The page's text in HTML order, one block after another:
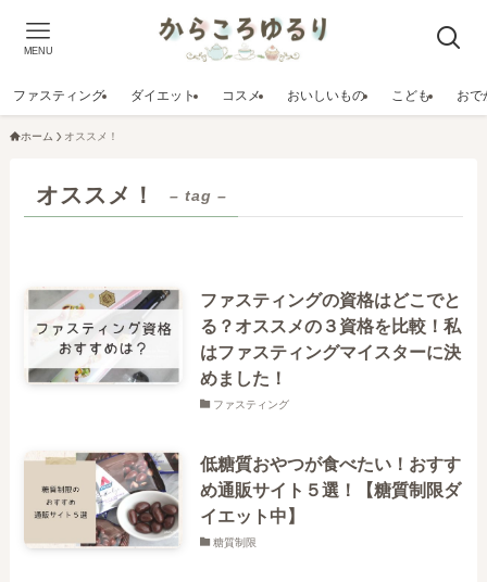
MENU
ファスティング ダイエット コスメ おいしいもの こども おで
ホーム オススメ！
オススメ！ – tag –
ファスティングの資格はどこでと
る？オススメの３資格を比較！私
はファスティングマイスターに決
めました！
ファスティング
低糖質おやつが食べたい！おすす
め通販サイト５選！【糖質制限ダ
イエット中】
糖質制限